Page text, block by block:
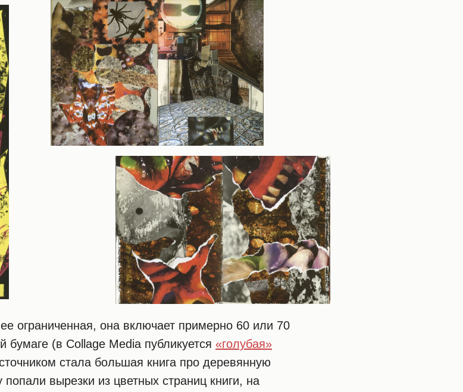
ограниченная, она включает примерно 60 или 70
бумаге (в Collage Media публикуется «голубая»
стала большая книга про деревянную
попали вырезки из цветных страниц книги, на